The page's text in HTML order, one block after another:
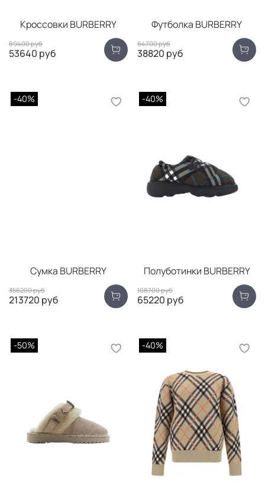
Кроссовки BURBERRY
89400 руб
53640 руб
Футболка BURBERRY
64700 руб
38820 руб
-40%
Сумка BURBERRY
356200 руб
213720 руб
-40%
Полуботинки BURBERRY
108700 руб
65220 руб
-50% -40%